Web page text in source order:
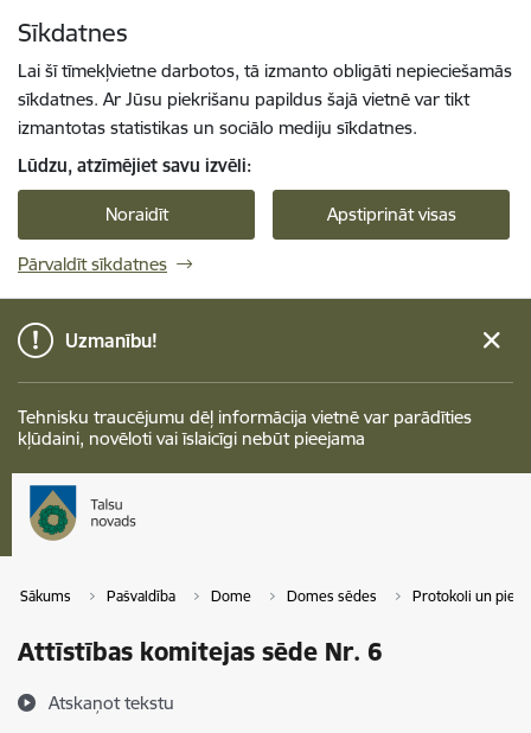
Sīkdatnes
Lai šī tīmekļvietne darbotos, tā izmanto obligāti nepieciešamās
sīkdatnes. Ar Jūsu piekrišanu papildus šajā vietnē var tikt
izmantotas statistikas un sociālo mediju sīkdatnes.
Lūdzu, atzīmējiet savu izvēli:
Noraidīt Apstiprināt visas
Pārvaldīt sīkdatnes
Uzmanību!
Tehnisku traucējumu dēļ informācija vietnē var parādīties
kļūdaini, novēloti vai īslaicīgi nebūt pieejama
Sākums Pašvaldība Dome Domes sēdes Protokoli un
Attīstības komitejas sēde Nr. 6
Atskaņot tekstu